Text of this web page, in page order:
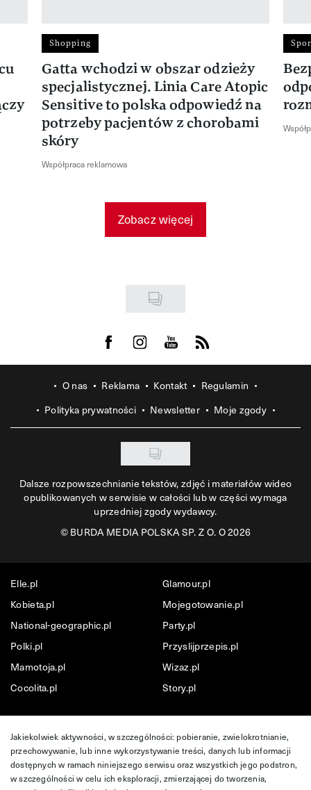
Shopping
Gatta wchodzi w obszar odzieży
specjalistycznej. Linia Care Atopic
Sensitive to polska odpowiedź na
potrzeby pacjentów z chorobami
skóry
Współpraca reklamowa
Zobacz więcej
Visit us on Facebook
Visit us on Instagram
Visit us on Youtube
Visit us on Rss
O nas Reklama Kontakt
Regulamin
Polityka prywatności
Newsletter Moje zgody
Dalsze rozpowszechnianie tekstów, zdjęć i materiałów wideo
opublikowanych w serwisie w całości lub w części wymaga
uprzedniej zgody wydawcy.
©BURDA MEDIA POLSKA SP. Z O. O 2026
Elle.pl
Glamour.pl
Kobieta.pl
Mojegotowanie.pl
National-geographic.pl
Party.pl
Polki.pl
Przyslijprzepis.pl
Mamotoja.pl
Wizaz.pl
Cocolita.pl
Story.pl
Jakiekolwiek aktywności, w szczególności: pobieranie, zwielokrotnianie,
przechowywanie, lub inne wykorzystywanie treści, danych lub informacji
dostępnych w ramach niniejszego serwisu oraz wszystkich jego podstron,
w szczególności w celu ich eksploracji, zmierzającej do tworzenia,